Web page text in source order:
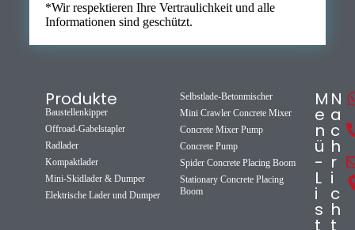
*Wir respektieren Ihre Vertraulichkeit und alle
Informationen sind geschützt.
Produkte
Baustellenkipper
Offroad-Gabelstapler
Radlader
Kompaktlader
Mini-Skidlader & Dumper
Elektrische Lader und Dumper
Selbstlade-Betonmischer
Mini Crawler Concrete Mixer
Concrete Mixer Pump
Concrete Pump
Spider Concrete Placing Boom
Stationary Concrete Placing
Boom
M
e
n
ü
-
L
i
s
t
N
a
c
h
r
i
c
h
t